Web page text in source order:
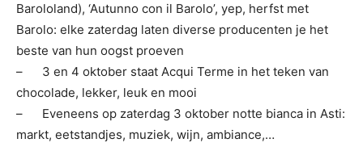
Barololand), ‘Autunno con il Barolo’, yep, herfst met
Barolo: elke zaterdag laten diverse producenten je het
beste van hun oogst proeven
–
3 en 4 oktober staat Acqui Terme in het teken van
chocolade, lekker, leuk en mooi
–
Eveneens op zaterdag 3 oktober notte bianca in Asti:
markt, eetstandjes, muziek, wijn, ambiance,…